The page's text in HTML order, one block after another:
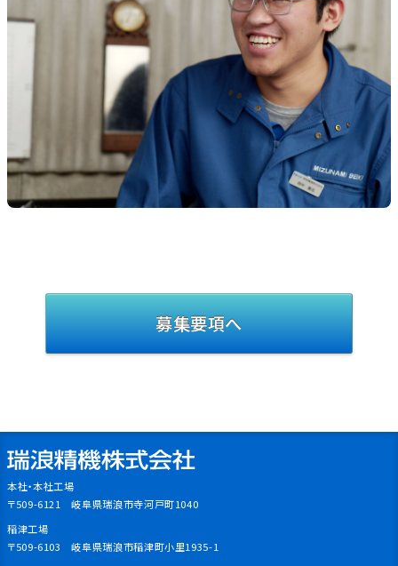
募集要項へ
本社・本社工場
〒509-6121 岐阜県瑞浪市寺河戸町1040
稲津工場
〒509-6103 岐阜県瑞浪市稲津町小里1935-1